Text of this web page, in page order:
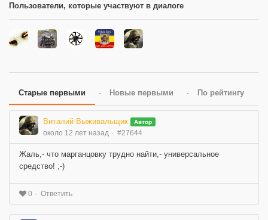
Пользователи, которые участвуют в диалоге
Старые первыми Новые первыми По рейтингу
Виталий Выживальщик Автор
около 12 лет назад #27644
Жаль,- что марганцовку трудно найти,- универсальное
средство! ;-)
0 Ответить